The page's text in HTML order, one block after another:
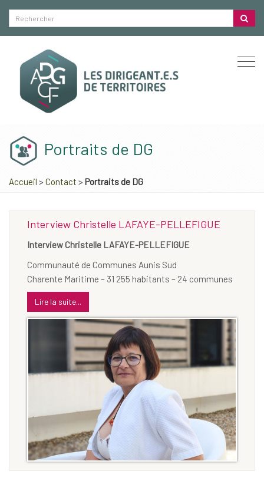
Portraits de DG
Accueil > Contact > Portraits de DG
Interview Christelle LAFAYE-PELLEFIGUE
Interview Christelle LAFAYE-PELLEFIGUE
Communauté de Communes Aunis Sud
Charente Maritime – 31 255 habitants – 24 communes
Lire la suite...